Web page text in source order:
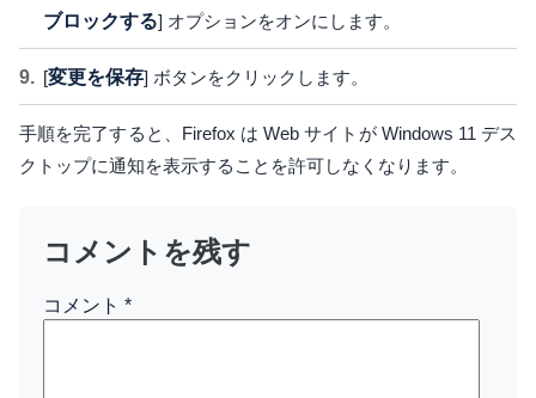
ブロックする] オプションをオンにします。
[変更を保存] ボタンをクリックします。
手順を完了すると、Firefox は Web サイトが Windows 11 デス
クトップに通知を表示することを許可しなくなります。
コメントを残す
コメント *